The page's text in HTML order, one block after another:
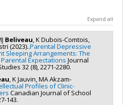
Karine Dubois-Comtois
de recherches en sciences
Subventions de développement
Expand all
Beliveau, K Dubois-Comtois,
(2023)..Parental Depressive
Sleeping Arrangements: The
Expectations Journal
32 (8), 2271-2280.
, K Jauvin, MA Akzam-
Profiles of Clinic-
Canadian Journal of School
143.